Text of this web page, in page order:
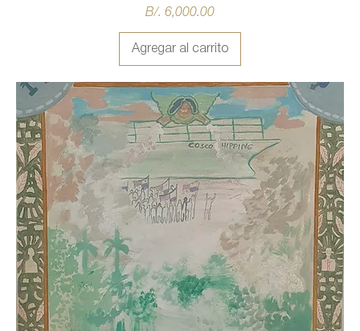
Precio
B/. 6,000.00
Agregar al carrito